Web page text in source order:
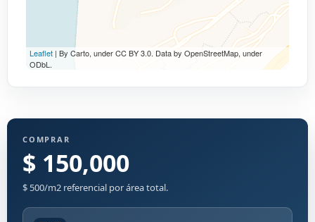
Leaflet | By Carto, under CC BY 3.0. Data by OpenStreetMap, under
ODbL.
COMPRAR
$ 150,000
$ 500/m2 referencial por área total.